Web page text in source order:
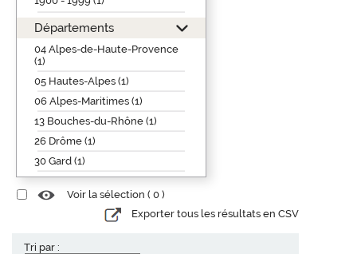
Départements
04 Alpes-de-Haute-Provence
(1)
05 Hautes-Alpes (1)
06 Alpes-Maritimes (1)
13 Bouches-du-Rhône (1)
26 Drôme (1)
30 Gard (1)
Voir la sélection ( 0 )
Exporter tous les résultats en CSV
Tri par :